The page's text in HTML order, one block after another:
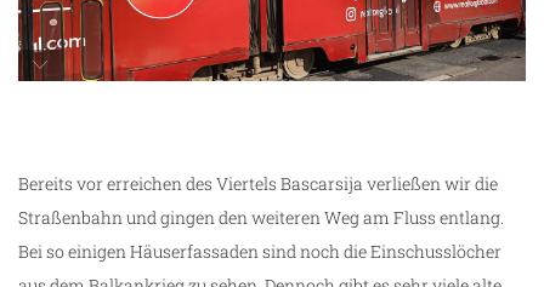
Bereits vor erreichen des Viertels Bascarsija verließen wir die
Straßenbahn und gingen den weiteren Weg am Fluss entlang.
Bei so einigen Häuserfassaden sind noch die Einschusslöcher